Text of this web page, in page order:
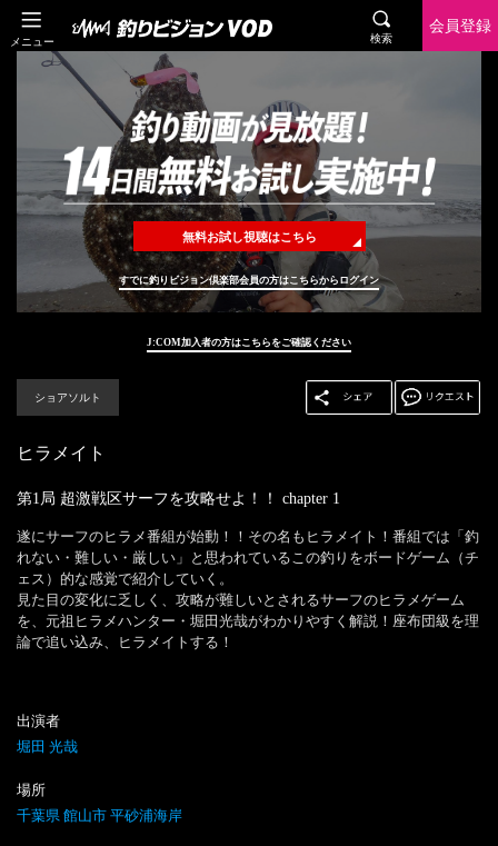
メニュー 検索
会員登録
無料お試し視聴はこちら
すでに釣りビジョン倶楽部会員の方はこちらからログイン
J:COM加入者の方はこちらをご確認ください
ショアソルト
ヒラメイト
第1局 超激戦区サーフを攻略せよ！！ chapter 1
遂にサーフのヒラメ番組が始動！！その名もヒラメイト！番組では「釣
れない・難しい・厳しい」と思われているこの釣りをボードゲーム（チ
ェス）的な感覚で紹介していく。
見た目の変化に乏しく、攻略が難しいとされるサーフのヒラメゲーム
を、元祖ヒラメハンター・堀田光哉がわかりやすく解説！座布団級を理
論で追い込み、ヒラメイトする！
出演者
堀田 光哉
場所
千葉県 館山市 平砂浦海岸